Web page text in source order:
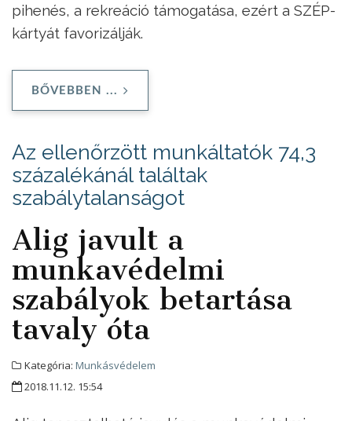
pihenés, a rekreáció támogatása, ezért a SZÉP-
kártyát favorizálják.
BŐVEBBEN ...
Az ellenőrzött munkáltatók 74,3
százalékánál találtak
szabálytalanságot
Alig javult a
munkavédelmi
szabályok betartása
tavaly óta
Kategória: Munkásvédelem
2018.11.12. 15:54